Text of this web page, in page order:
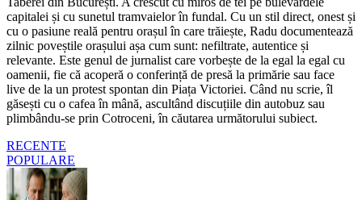
capitalei și cu sunetul tramvaielor în fundal. Cu un stil direct, onest și
cu o pasiune reală pentru orașul în care trăiește, Radu documentează
zilnic poveștile orașului așa cum sunt: nefiltrate, autentice și
relevante. Este genul de jurnalist care vorbește de la egal la egal cu
oamenii, fie că acoperă o conferință de presă la primărie sau face
live de la un protest spontan din Piața Victoriei. Când nu scrie, îl
găsești cu o cafea în mână, ascultând discuțiile din autobuz sau
plimbându-se prin Cotroceni, în căutarea următorului subiect.
RECENTE
POPULARE